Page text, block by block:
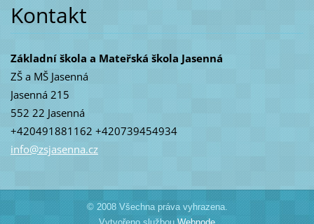
Kontakt
Základní škola a Mateřská škola Jasenná
ZŠ a MŠ Jasenná
Jasenná 215
552 22 Jasenná
+420491881162 +420739454934
info@zsjasenna.cz
© 2008 Všechna práva vyhrazena.